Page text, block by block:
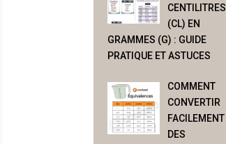
CENTILITRES
(CL) EN
GRAMMES (G) : GUIDE
PRATIQUE ET ASTUCES
COMMENT
CONVERTIR
FACILEMENT
DES